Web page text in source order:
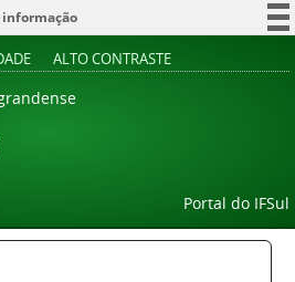
informação
ALTO CONTRASTE
Portal do IFSul